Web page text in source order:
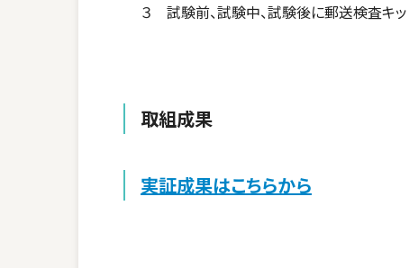
３ 試験前、試験中、試験後に郵送検査キッ
取組成果
実証成果はこちらから